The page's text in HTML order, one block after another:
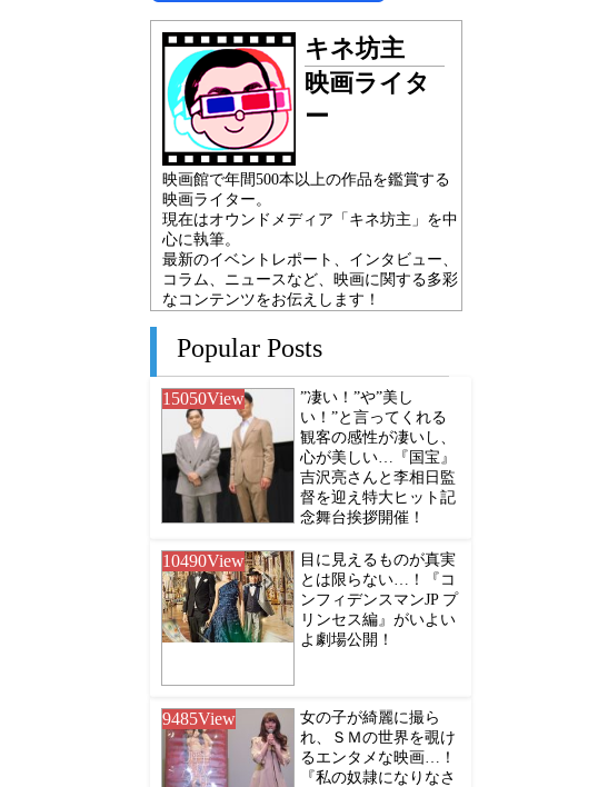
キネ坊主
映画ライタ
ー
映画館で年間500本以上の作品を鑑賞する
映画ライター。
現在はオウンドメディア「キネ坊主」を中
心に執筆。
最新のイベントレポート、インタビュー、
コラム、ニュースなど、映画に関する多彩
なコンテンツをお伝えします！
Popular Posts
15050View
”凄い！”や”美し
い！”と言ってくれる
観客の感性が凄いし、
心が美しい…『国宝』
吉沢亮さんと李相日監
督を迎え特大ヒット記
念舞台挨拶開催！
10490View
目に見えるものが真実
とは限らない…！『コ
ンフィデンスマンJP プ
リンセス編』がいよい
よ劇場公開！
9485View
女の子が綺麗に撮ら
れ、ＳＭの世界を覗け
るエンタメな映画…！
『私の奴隷になりなさ